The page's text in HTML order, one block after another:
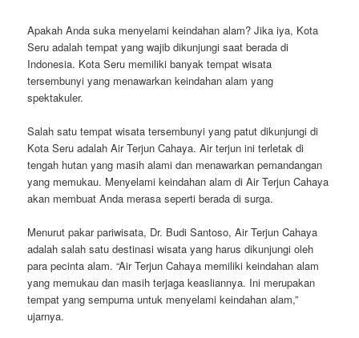
Apakah Anda suka menyelami keindahan alam? Jika iya, Kota
Seru adalah tempat yang wajib dikunjungi saat berada di
Indonesia. Kota Seru memiliki banyak tempat wisata
tersembunyi yang menawarkan keindahan alam yang
spektakuler.
Salah satu tempat wisata tersembunyi yang patut dikunjungi di
Kota Seru adalah Air Terjun Cahaya. Air terjun ini terletak di
tengah hutan yang masih alami dan menawarkan pemandangan
yang memukau. Menyelami keindahan alam di Air Terjun Cahaya
akan membuat Anda merasa seperti berada di surga.
Menurut pakar pariwisata, Dr. Budi Santoso, Air Terjun Cahaya
adalah salah satu destinasi wisata yang harus dikunjungi oleh
para pecinta alam. “Air Terjun Cahaya memiliki keindahan alam
yang memukau dan masih terjaga keasliannya. Ini merupakan
tempat yang sempurna untuk menyelami keindahan alam,”
ujarnya.